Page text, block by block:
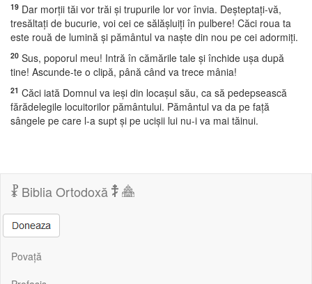
19 Dar morţii tăi vor trăi şi trupurile lor vor învia. Deşteptaţi-vă,
tresăltaţi de bucurie, voi cei ce sălăşluiţi în pulbere! Căci roua ta
este rouă de lumină şi pământul va naşte din nou pe cei adormiţi.
20 Sus, poporul meu! Intră în cămările tale şi închide uşa după
tine! Ascunde-te o clipă, până când va trece mânia!
21 Căci iată Domnul va ieşi din locaşul său, ca să pedepsească
fărădelegile locuitorilor pământului. Pământul va da pe faţă
sângele pe care l-a supt şi pe ucişii lui nu-i va mai tăinui.
Biblia Ortodoxă
Povață